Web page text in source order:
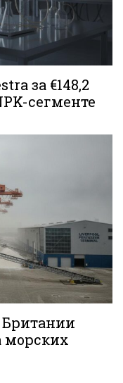
за €148,2
сегменте